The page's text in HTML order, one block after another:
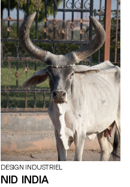
DESIGN INDUSTRIEL
NID INDIA